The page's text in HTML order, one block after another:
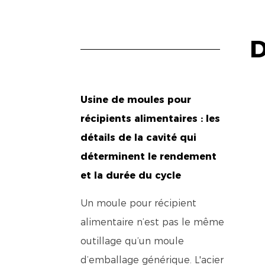
Usine de moules pour
récipients alimentaires : les
détails de la cavité qui
déterminent le rendement
et la durée du cycle
Un moule pour récipient
alimentaire n’est pas le même
outillage qu’un moule
d’emballage générique. L'acier